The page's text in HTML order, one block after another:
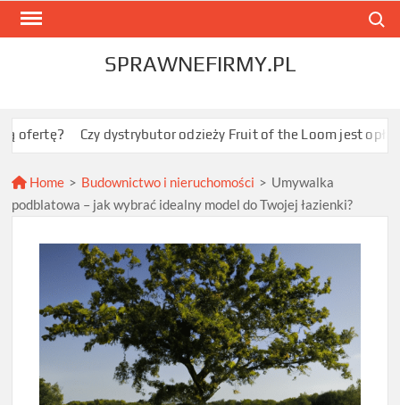
Skip
SPRAWNEFIRMY.PL
Czy dystrybutor odzieży Fruit of the Loom jest opłacalny dla
Home > Budownictwo i nieruchomości > Umywalka
podblatowa – jak wybrać idealny model do Twojej łazienki?